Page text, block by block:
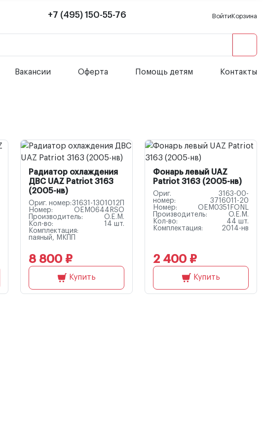
+7 (495) 150-55-76 ВойтиКорзина
Вакансии Оферта Помощь детям Контакты
Радиатор охлаждения
ДВС UAZ Patriot 3163
(2005-нв)
Ориг. номер:31631-1301012П
Номер:
OEM0644RSO
Производитель:
O.E.M.
Кол-во:
14 шт.
Комплектация:
паяный, МКПП
8 800 ₽
Купить
Фонарь левый UAZ
Patriot 3163 (2005-нв)
Ориг.
номер:
3163-00-
3716011-20
Номер:
OEM0351FONL
Производитель:
O.E.M.
Кол-во:
44 шт.
Комплектация:
2014-нв
2 400 ₽
Купить